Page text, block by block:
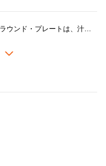
エッジを立たせたシンプルなデザインが特長のラウンド・プレートは、汁気のあるおかずやサラダもこぼれにくく、盛りつけられます。取り皿としてはもちろん、デザート皿としても使いやすいサイズです。
蘇芳）」の３色展開で料理を美しく引き立てます。
が含まれます。ご了承の上、ご購入ください。